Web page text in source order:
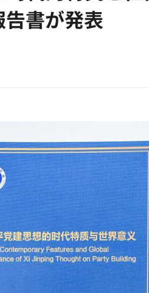
書が発表